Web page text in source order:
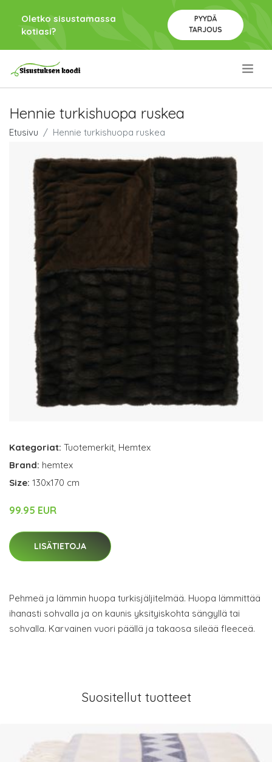
Oletko sisustamassa
kotiasi?
PYYDÄ
TARJOUS
Hennie turkishuopa ruskea
Etusivu Hennie turkishuopa ruskea
Kategoriat: Tuotemerkit Hemtex
Brand: hemtex
Size: 130x170 cm
99.95 EUR
LISÄTIETOJA
Pehmeä ja lämmin huopa turkisjäljitelmää. Huopa lämmittää
ihanasti sohvalla ja on kaunis yksityiskohta sängyllä tai
sohvalla. Karvainen vuori päällä ja takaosa sileää fleeceä.
Suositellut tuotteet